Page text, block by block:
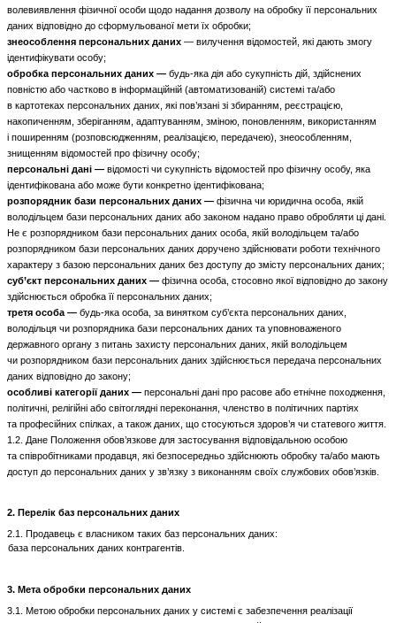
волевиявлення фізичної особи щодо надання дозволу на обробку її персональних
даних відповідно до сформульованої мети їх обробки;
знеособлення персональних даних — вилучення відомостей, які дають змогу
ідентифікувати особу;
обробка персональних даних — будь-яка дія або сукупність дій, здійснених
повністю або частково в інформаційній (автоматизованій) системі та/або
в картотеках персональних даних, які пов’язані зі збиранням, реєстрацією,
накопиченням, зберіганням, адаптуванням, зміною, поновленням, використанням
і поширенням (розповсюдженням, реалізацією, передачею), знеособленням,
знищенням відомостей про фізичну особу;
персональні дані — відомості чи сукупність відомостей про фізичну особу, яка
ідентифікована або може бути конкретно ідентифікована;
розпорядник бази персональних даних — фізична чи юридична особа, якій
володільцем бази персональних даних або законом надано право обробляти ці дані.
Не є розпорядником бази персональних даних особа, якій володільцем та/або
розпорядником бази персональних даних доручено здійснювати роботи технічного
характеру з базою персональних даних без доступу до змісту персональних даних;
суб’єкт персональних даних — фізична особа, стосовно якої відповідно до закону
здійснюється обробка її персональних даних;
третя особа — будь-яка особа, за винятком суб’єкта персональних даних,
володільця чи розпорядника бази персональних даних та уповноваженого
державного органу з питань захисту персональних даних, якій володільцем
чи розпорядником бази персональних даних здійснюється передача персональних
даних відповідно до закону;
особливі категорії даних — персональні дані про расове або етнічне походження,
політичні, релігійні або світоглядні переконання, членство в політичних партіях
та професійних спілках, а також даних, що стосуються здоров’я чи статевого життя.
1.2. Дане Положення обов’язкове для застосування відповідальною особою
та співробітниками продавця, які безпосередньо здійснюють обробку та/або мають
доступ до персональних даних у зв’язку з виконанням своїх службових обов’язків.
2. Перелік баз персональних даних
2.1. Продавець є власником таких баз персональних даних:
база персональних даних контрагентів.
3. Мета обробки персональних даних
3.1. Метою обробки персональних даних у системі є забезпечення реалізації